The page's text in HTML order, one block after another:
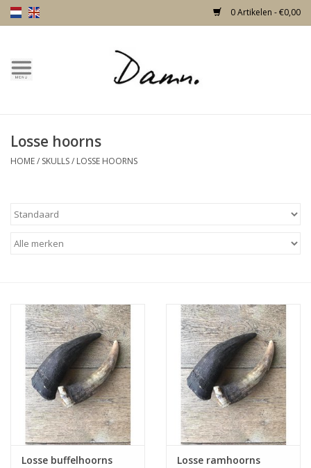
0 Artikelen - €0,00
Home
Nieuw!
Deuren
Kussens en plaids
Kleden
Vachten
Keuken
Losse hoorns
HOME/ SKULLS/ LOSSE HOORNS
Losse buffelhoorns
Losse ramhoorns